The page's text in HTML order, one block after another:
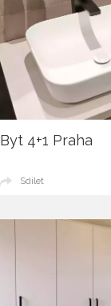
Byt 4+1 Praha
Sdílet